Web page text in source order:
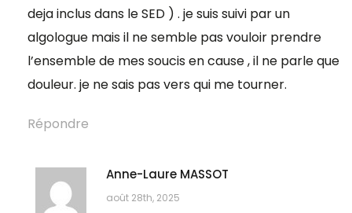
deja inclus dans le SED ) . je suis suivi par un
algologue mais il ne semble pas vouloir prendre
l’ensemble de mes soucis en cause , il ne parle que
douleur. je ne sais pas vers qui me tourner.
Répondre
Anne-Laure MASSOT
août 28th, 2025